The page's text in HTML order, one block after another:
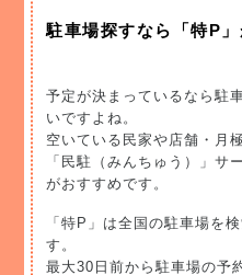
駐車場探すなら「特P」
予定が決まっているなら駐
いですよね。
空いている民家や店舗・月
「民駐（みんちゅう）」サ
がおすすめです。
「特P」は全国の駐車場を
す。
最大30日前から駐車場の予